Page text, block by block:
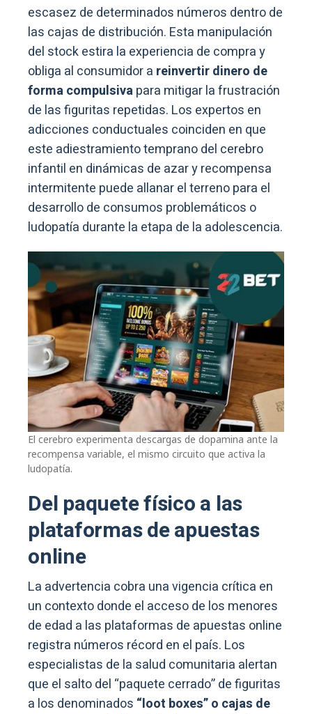
escasez de determinados números dentro de
las cajas de distribución. Esta manipulación
del stock estira la experiencia de compra y
obliga al consumidor a reinvertir dinero de
forma compulsivapara mitigar la frustración
de las figuritas repetidas. Los expertos en
adicciones conductuales coinciden en que
este adiestramiento temprano del cerebro
infantil en dinámicas de azar y recompensa
intermitente puede allanar el terreno para el
desarrollo de consumos problemáticos o
ludopatía durante la etapa de la adolescencia.
El cerebro experimenta descargas de dopamina ante la
recompensa variable, el mismo circuito que activa la
ludopatía.
Del paquete físico a las
plataformas de apuestas
online
La advertencia cobra una vigencia crítica en
un contexto donde el acceso de los menores
de edad a las plataformas de apuestas online
registra números récord en el país. Los
especialistas de la salud comunitaria alertan
que el salto del “paquete cerrado” de figuritas
a los denominados “loot boxes” o cajas de